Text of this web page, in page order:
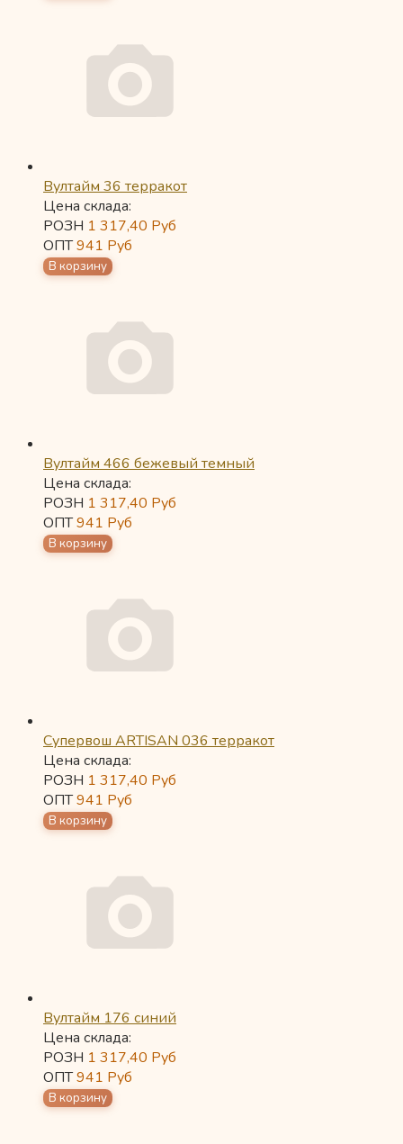
Вултайм 36 терракот
Цена склада:
РОЗН 1 317,40 Руб
ОПТ941 Руб
Вултайм 466 бежевый темный
Цена склада:
РОЗН 1 317,40 Руб
ОПТ941 Руб
Супервош ARTISAN 036 терракот
Цена склада:
РОЗН 1 317,40 Руб
ОПТ941 Руб
Вултайм 176 синий
Цена склада:
РОЗН 1 317,40 Руб
ОПТ941 Руб